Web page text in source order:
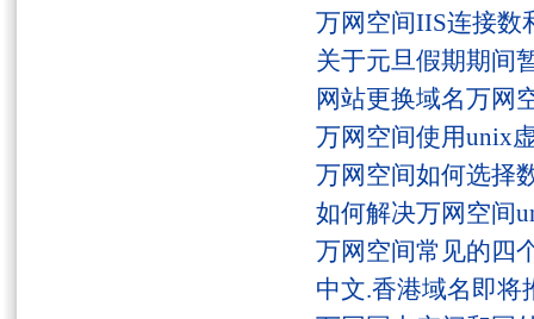
万网空间IIS连接数
关于元旦假期期间
网站更换域名万网
万网空间使用unix
万网空间如何选择
如何解决万网空间
万网空间常见的四
中文.香港域名即将